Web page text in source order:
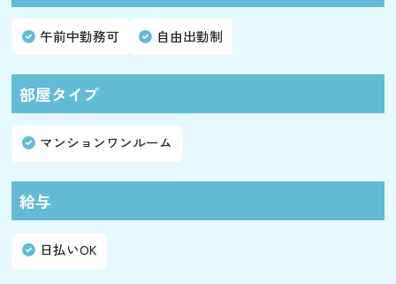
午前中勤務可 自由出勤制
部屋タイプ
マンションワンルーム
給与
日払いOK